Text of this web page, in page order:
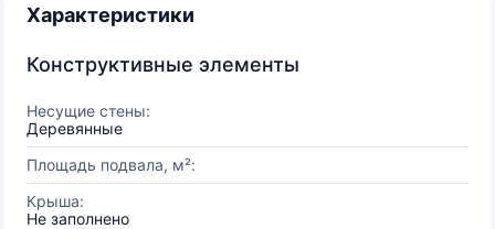
Характеристики
Конструктивные элементы
Несущие стены:
Деревянные
Площадь подвала, м²:
Крыша:
Не заполнено